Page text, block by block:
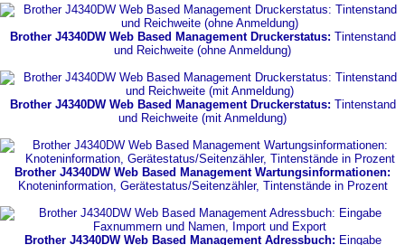
Brother J4340DW Web Based Management Druckerstatus: Tintenstand
und Reichweite (ohne Anmeldung)
Brother J4340DW Web Based Management Druckerstatus: Tintenstand
und Reichweite (mit Anmeldung)
Brother J4340DW Web Based Management Wartungsinformationen:
Knoteninformation, Gerätestatus/Seitenzähler, Tintenstände in Prozent
Brother J4340DW Web Based Management Adressbuch: Eingabe